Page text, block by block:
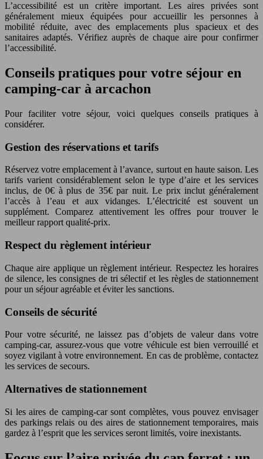
L’accessibilité est un critère important. Les aires privées sont
généralement mieux équipées pour accueillir les personnes à
mobilité réduite, avec des emplacements plus spacieux et des
sanitaires adaptés. Vérifiez auprès de chaque aire pour confirmer
l’accessibilité.
Conseils pratiques pour votre séjour en
camping-car à arcachon
Pour faciliter votre séjour, voici quelques conseils pratiques à
considérer.
Gestion des réservations et tarifs
Réservez votre emplacement à l’avance, surtout en haute saison. Les
tarifs varient considérablement selon le type d’aire et les services
inclus, de 0€ à plus de 35€ par nuit. Le prix inclut généralement
l’accès à l’eau et aux vidanges. L’électricité est souvent un
supplément. Comparez attentivement les offres pour trouver le
meilleur rapport qualité-prix.
Respect du règlement intérieur
Chaque aire applique un règlement intérieur. Respectez les horaires
de silence, les consignes de tri sélectif et les règles de stationnement
pour un séjour agréable et éviter les sanctions.
Conseils de sécurité
Pour votre sécurité, ne laissez pas d’objets de valeur dans votre
camping-car, assurez-vous que votre véhicule est bien verrouillé et
soyez vigilant à votre environnement. En cas de problème, contactez
les services de secours.
Alternatives de stationnement
Si les aires de camping-car sont complètes, vous pouvez envisager
des parkings relais ou des aires de stationnement temporaires, mais
gardez à l’esprit que les services seront limités, voire inexistants.